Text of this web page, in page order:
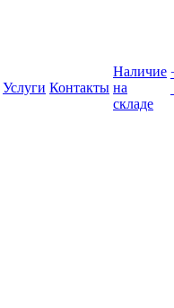
Услуги Контакты
Наличие
на
складе